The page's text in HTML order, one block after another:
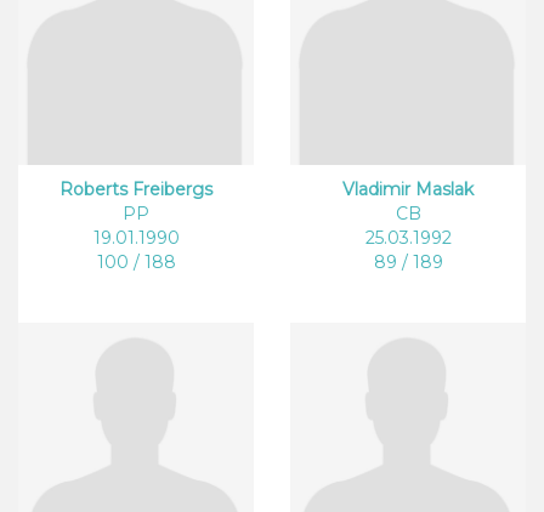
Roberts Freibergs
PP
19.01.1990
100 / 188
Vladimir Maslak
CB
25.03.1992
89 / 189